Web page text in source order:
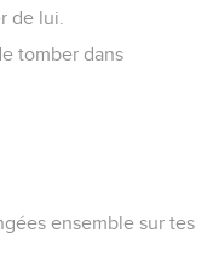
de lui.
tomber dans
ensemble sur tes